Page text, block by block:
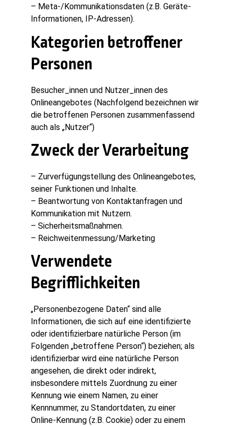
– Meta-/Kommunikationsdaten (z.B. Geräte-
Informationen, IP-Adressen).
Kategorien betroffener
Personen
Besucher_innen und Nutzer_innen des
Onlineangebotes (Nachfolgend bezeichnen wir
die betroffenen Personen zusammenfassend
auch als „Nutzer“)
Zweck der Verarbeitung
– Zurverfügungstellung des Onlineangebotes,
seiner Funktionen und Inhalte.
– Beantwortung von Kontaktanfragen und
Kommunikation mit Nutzern.
– Sicherheitsmaßnahmen.
– Reichweitenmessung/Marketing
Verwendete
Begrifflichkeiten
„Personenbezogene Daten“ sind alle
Informationen, die sich auf eine identifizierte
oder identifizierbare natürliche Person (im
Folgenden „betroffene Person“) beziehen; als
identifizierbar wird eine natürliche Person
angesehen, die direkt oder indirekt,
insbesondere mittels Zuordnung zu einer
Kennung wie einem Namen, zu einer
Kennnummer, zu Standortdaten, zu einer
Online-Kennung (z.B. Cookie) oder zu einem